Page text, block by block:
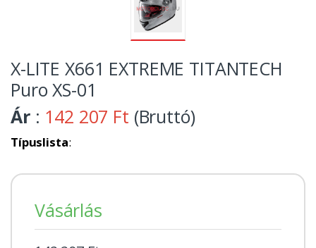
X-LITE X661 EXTREME TITANTECH
Puro XS-01
Ár : 142 207 Ft (Bruttó)
Típuslista:
Vásárlás